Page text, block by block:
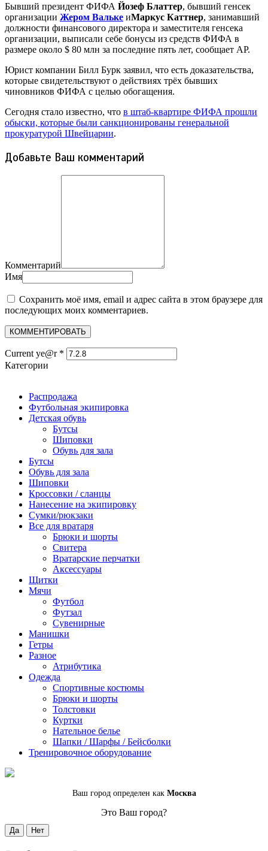
Бывший президент ФИФА Йозеф Блаттер, бывший генсек
организации Жером Вальке иМаркус Каттнер, занимавший
должности финансового директора и заместителя генсека
организации, выписали себе бонусы из средств ФИФА в
размере около $ 80 млн за последние пять лет, сообщает AP.
Юрист компании Билл Бурк заявил, что есть доказательства,
которые свидетельствуют о действиях трёх бывших
чиновников ФИФА с целью обогащения.
Сегодня стало известно, что в штаб-квартире ФИФА прошли
обыски, которые были санкционированы генеральной
прокуратурой Швейцарии.
Добавьте Ваш комментарий
Комментарий
Имя
Сохранить моё имя, email и адрес сайта в этом браузере для
последующих моих комментариев.
Current ye@r *
Категории
Распродажа
Футбольная экипировка
Детская обувь
Бутсы
Шиповки
Обувь для зала
Бутсы
Обувь для зала
Шиповки
Кроссовки / сланцы
Нанесение на экипировку
Сумки/рюкзаки
Все для вратаря
Брюки и шорты
Cвитера
Вратарские перчатки
Аксессуары
Щитки
Мячи
Футбол
Футзал
Сувенирные
Манишки
Гетры
Разное
Атрибутика
Одежда
Спортивные костюмы
Брюки и шорты
Толстовки
Куртки
Нательное белье
Шапки / Шарфы / Бейсболки
Тренировочное оборудование
Ваш город определен как Москва
Это Ваш город?
Да Нет